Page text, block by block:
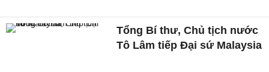
Tổng Bí thư, Chủ tịch nước
Tô Lâm tiếp Đại sứ Malaysia